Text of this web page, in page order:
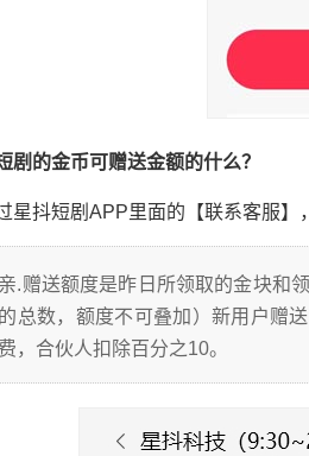
剧的金币可赠送金额的什么？
星抖短剧APP里面的【联系客服】
.赠送额度是昨日所领取的金块和
总数，额度不可叠加）新用户赠
，合伙人扣除百分之10。